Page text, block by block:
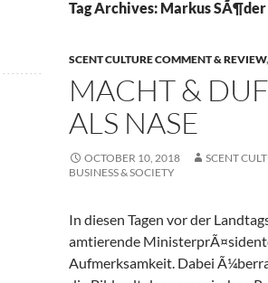
Tag Archives: Markus SÃ¶der
SCENT CULTURE COMMENT & REVIEW,
MACHT &
ALS NASE
OCTOBER 10, 2018
SCENT
BUSINESS & SOCIETY
In diesen Tagen vor der
amtierende
Aufmerksamkeit. Dabei